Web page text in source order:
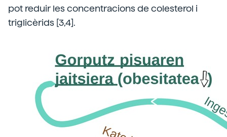
pot reduir les concentracions de colesterol i
triglicèrids [3,4].